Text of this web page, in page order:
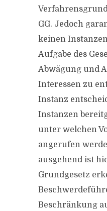
GG. Jedoch
keinen
Aufgabe des
Abwägung und
Interessen zu
Instanz
Instanzen
unter welchen
angerufen
ausgehend ist
Grundgesetz
Beschränkung